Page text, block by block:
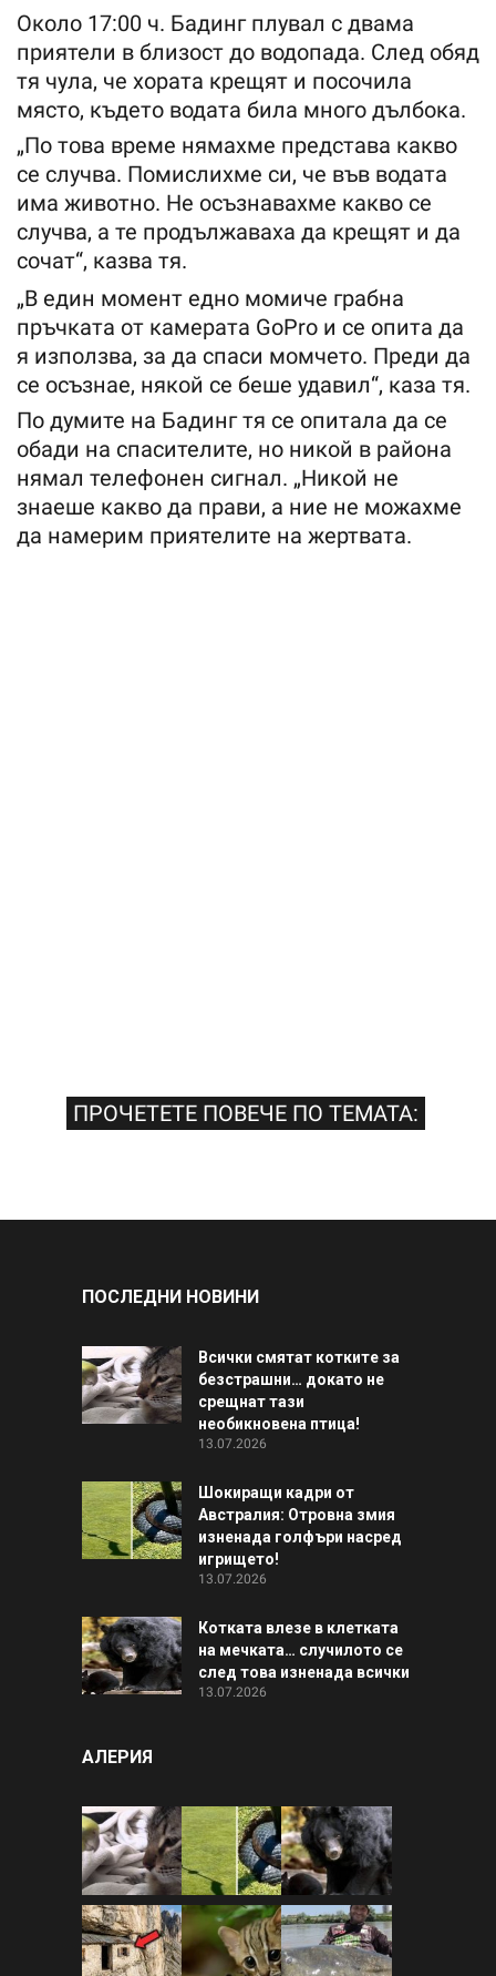
Около 17:00 ч. Бадинг плувал с двама
приятели в близост до водопада. След обяд
тя чула, че хората крещят и посочила
място, където водата била много дълбока.
„По това време нямахме представа какво
се случва. Помислихме си, че във водата
има животно. Не осъзнавахме какво се
случва, а те продължаваха да крещят и да
сочат“, казва тя.
„В един момент едно момиче грабна
пръчката от камерата GoPro и се опита да
я използва, за да спаси момчето. Преди да
се осъзнае, някой се беше удавил“, каза тя.
По думите на Бадинг тя се опитала да се
обади на спасителите, но никой в района
нямал телефонен сигнал. „Никой не
знаеше какво да прави, а ние не можахме
да намерим приятелите на жертвата.
ПРОЧЕТЕТЕ ПОВЕЧЕ ПО ТЕМАТА:
ПОСЛЕДНИ НОВИНИ
Всички смятат котките за
безстрашни… докато не
срещнат тази
необикновена птица!
13.07.2026
Шокиращи кадри от
Австралия: Отровна змия
изненада голфъри насред
игрището!
13.07.2026
Котката влезе в клетката
на мечката… случилото се
след това изненада всички
13.07.2026
АЛЕРИЯ